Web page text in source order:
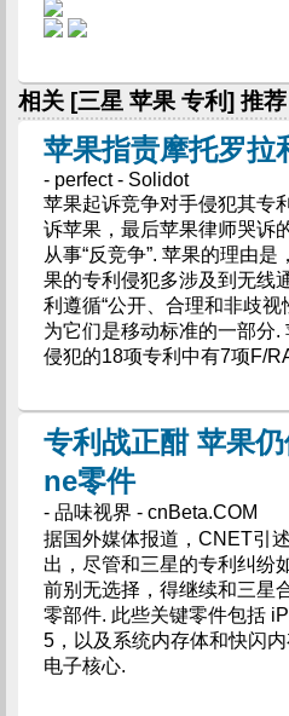
相关 [三星 苹果 专利] 推荐
苹果指责摩托罗拉
- perfect - Solidot
苹果起诉竞争对手侵犯其专
诉苹果，最后苹果律师哭诉
从事“反竞争”. 苹果的理由
果的专利侵犯多涉及到无线
利遵循“公开、合理和非歧视
为它们是移动标准的一部分.
侵犯的18项专利中有7项F/
专利战正酣 苹果
ne零件
- 品味视界 - cnBeta.COM
据国外媒体报道，CNET引
出，尽管和三星的专利纠纷
前别无选择，得继续和三星
零部件. 此些关键零件包括
5，以及系统内存体和快闪
电子核心.